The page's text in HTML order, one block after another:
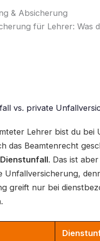
& Absicherung
für Lehrer: Was
vs. private
Lehrer bist du bei
das Beamtenrecht
Dienstunfall. Das ist
Unfallversicherung,
greift nur bei